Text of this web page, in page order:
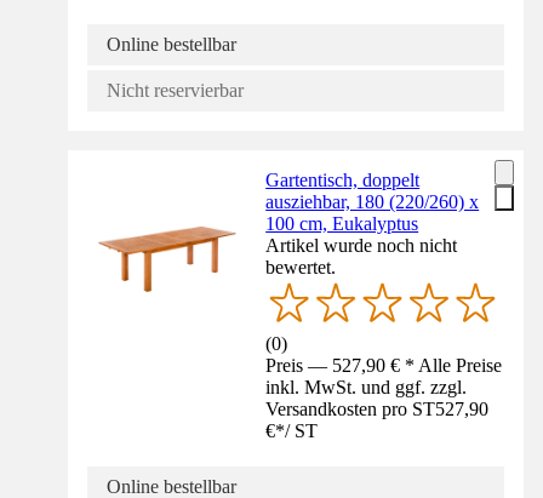
Online bestellbar
Nicht reservierbar
Gartentisch, doppelt
ausziehbar, 180 (220/260) x
100 cm, Eukalyptus
Artikel wurde noch nicht
bewertet.
(0)
Preis — 527,90 € * Alle Preise
inkl. MwSt. und ggf. zzgl.
Versandkosten pro ST527,90
€*/ ST
Online bestellbar